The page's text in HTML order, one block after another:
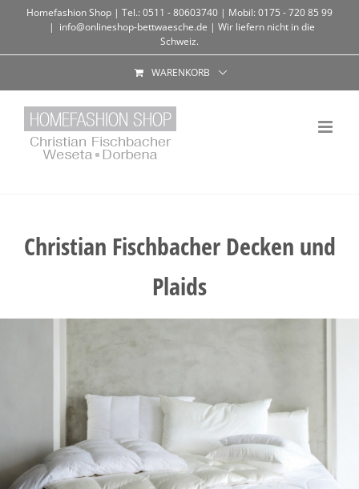
Homefashion Shop | Tel.: 0511 - 80603740 | Mobil: 0175 - 720 85 99
| info@onlineshop-bettwaesche.de | Wir liefern nicht in die
Schweiz.
WARENKORB
Christian Fischbacher Decken und
Plaids